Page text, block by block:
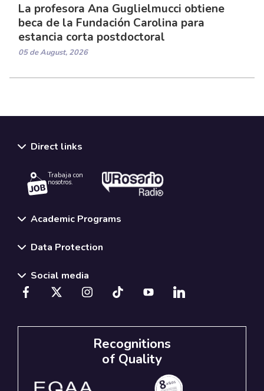
La profesora Ana Guglielmucci obtiene
beca de la Fundación Carolina para
estancia corta postdoctoral
05 de August, 2026
Direct links
Trabaja con
nosotros.
Academic Programs
Data Protection
Social media
Recognitions
of Quality